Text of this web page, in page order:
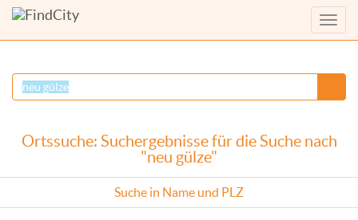
Menü
Ortssuche: Suchergebnisse für die Suche nach
"neu gülze"
Suche in Name und PLZ